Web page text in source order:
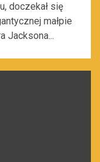
doczekał się
małpie
Jacksona...